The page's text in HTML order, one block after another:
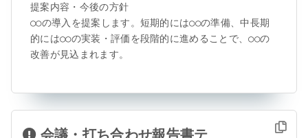
提案内容・今後の方針
○○の導入を提案します。短期的には○○の準備、中長期
的には○○の実装・評価を段階的に進めることで、○○の
改善が見込まれます。
会議・打ち合わせ報告書テ